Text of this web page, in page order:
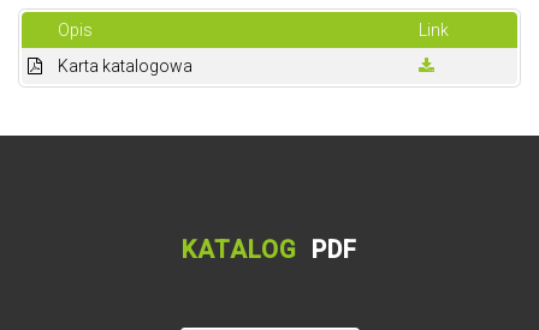
Opis
Link
Karta katalogowa
KATALOG PDF